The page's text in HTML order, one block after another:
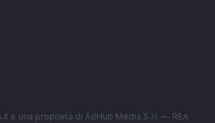
è una proprietà di AdHub Media S.r.l. — REA